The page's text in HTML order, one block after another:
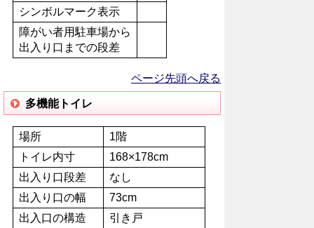
シンボルマーク表示
障がい者用駐車場から
出入り口までの段差
ページ先頭へ戻る
多機能トイレ
場所
1階
トイレ内寸
168×178cm
出入り口段差
なし
出入り口の幅
73cm
出入口の構造
引き戸